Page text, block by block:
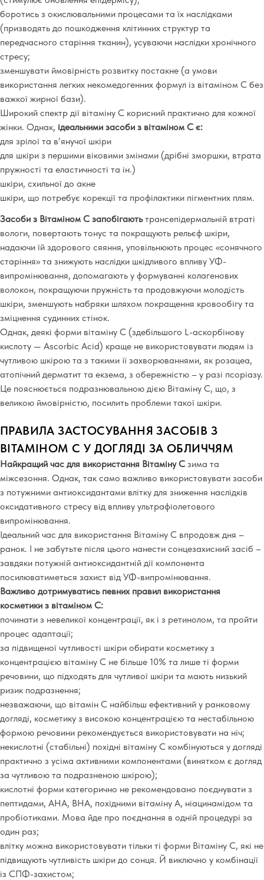
боротись з окислювальними процесами та їх наслідками
(призводять до пошкодження клітинних структур та
передчасного старіння тканин), усуваючи наслідки хронічного
стресу;
зменшувати ймовірність розвитку постакне (а умови
використання легких некомедогенних формул із вітаміном С без
важкої жирної бази).
Широкий спектр дії вітаміну С корисний практично для кожної
жінки. Однак, ідеальними засоби з вітаміном С є:
для зрілої та в’янучої шкіри
для шкіри з першими віковими змінами (дрібні зморшки, втрата
пружності та еластичності та ін.)
шкіри, схильної до акне
шкіри, що потребує корекції та профілактики пігментних плям.
Засоби з Вітаміном С запобігаютьтрансепідермальній втраті
вологи, повертають тонус та покращують рельєф шкіри,
надаючи їй здорового сяяння, уповільнюють процес «сонячного
старіння» та знижують наслідки шкідливого впливу УФ-
випромінювання, допомагають у формуванні колагенових
волокон, покращуючи пружність та продовжуючи молодість
шкіри, зменшують набряки шляхом покращення кровообігу та
зміцнення судинних стінок.
Однак, деякі форми вітаміну С (здебільшого L-аскорбінову
кислоту — Ascorbic Acid) краще не використовувати людям із
чутливою шкірою та з такими її захворюваннями, як розацеа,
атопічний дерматит та екзема, з обережністю – у разі псоріазу.
Це пояснюється подразнювальною дією Вітаміну С, що, з
великою ймовірністю, посилить проблеми такої шкіри.
ПРАВИЛА ЗАСТОСУВАННЯ ЗАСОБІВ З
ВІТАМІНОМ С У ДОГЛЯДІ ЗА ОБЛИЧЧЯМ
Найкращий час для використання Вітаміну С зима та
міжсезоння. Однак, так само важливо використовувати засоби
з потужними антиоксидантами влітку для зниження наслідків
оксидативного стресу від впливу ультрафіолетового
випромінювання.
Ідеальний час для використання Вітаміну С впродовж дня –
ранок. І не забутьте після цього нанести сонцезахисний засіб –
завдяки потужній антиоксидантній дії компонента
посилюватиметься захист від УФ-випромінювання.
Важливо дотримуватись певних правил використання
косметики з вітаміном С:
починати з невеликої концентрації, як і з ретинолом, та пройти
процес адаптації;
за підвищеної чутливості шкіри обирати косметику з
концентрацією вітаміну С не більше 10% та лише ті форми
речовини, що підходять для чутливої шкіри та мають низький
ризик подразнення;
незважаючи, що вітамін С найбільш ефективний у ранковому
догляді, косметику з високою концентрацією та нестабільною
формою речовини рекомендується використовувати на ніч;
некислотні (стабільні) похідні вітаміну С комбінуються у догляді
практично з усіма активними компонентами (винятком є догляд
за чутливою та подразненою шкірою);
кислотні форми категорично не рекомендовано поєднувати з
пептидами, AHA, BHA, похідними вітаміну А, ніацинамідом та
пробіотиками. Мова йде про поєднання в одній процедурі за
один раз;
влітку можна використовувати тільки ті форми Вітаміну С, які не
підвищують чутливість шкіри до сонця. Й виключно у комбінації
із СПФ-захистом;